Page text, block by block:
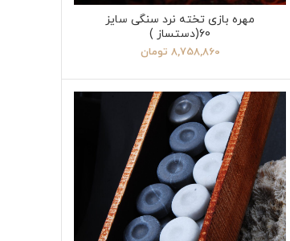
مهره بازی تخته نرد سنگی سایز
60(دستساز )
8,758,860 تومان